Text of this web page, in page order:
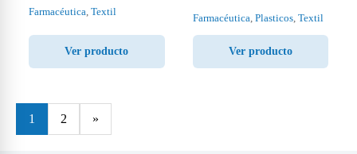
Farmacéutica Textil
Ver producto
Farmacéutica Plasticos, Textil
Ver producto
1 2 »